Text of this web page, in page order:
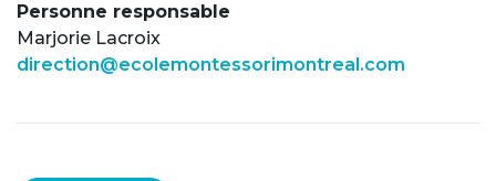
Personne responsable
Marjorie Lacroix
direction@ecolemontessorimontreal.com